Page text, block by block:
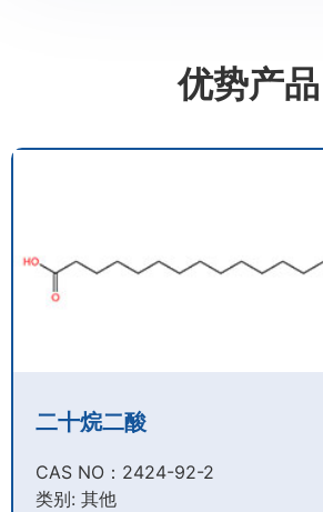
优势产品
二十烷二酸
CAS NO：2424-92-2​
类别: 其他